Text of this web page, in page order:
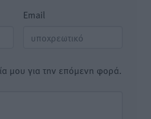
Email
μου για την επόμενη φορά.